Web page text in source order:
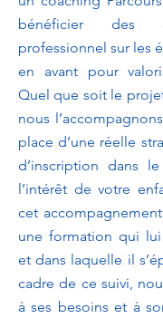
bénéficier des
professionnel sur les
en avant pour
Quel que soit le
nous
place d’une réelle
d’inscription dans
l’intérêt de votre
cet
une formation qui
et dans laquelle il
cadre de ce suivi,
à ses besoins et à